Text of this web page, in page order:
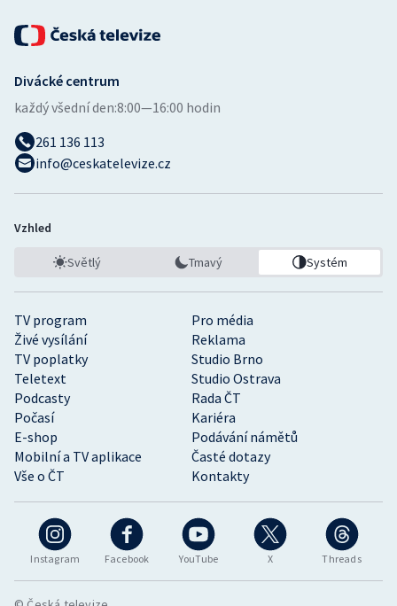
Ostatní
Instagram Facebook YouTube X Threads
TV program
Pro média
Živé vysílání
Reklama
TV poplatky
Studio Brno
Teletext
Studio Ostrava
Podcasty
Rada ČT
Počasí
Kariéra
E-shop
Podávání námětů
Mobilní a TV aplikace
Časté dotazy
Vše o ČT
Kontakty
Divácké centrum
každý všední den:8:00—16:00 hodin
261 136 113
info@ceskatelevize.cz
Vzhled
Světlý Tmavý Systém